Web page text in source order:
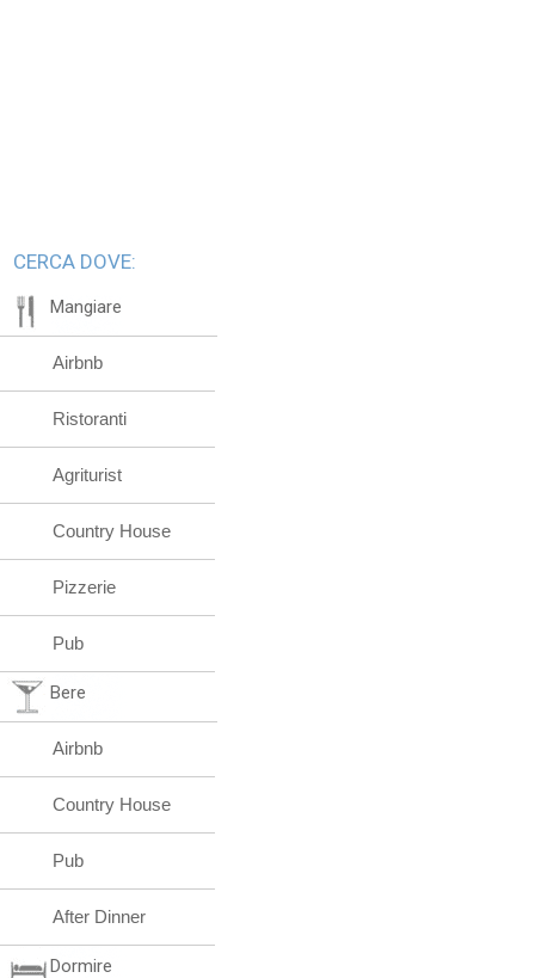
CERCA DOVE:
Mangiare
Airbnb
Ristoranti
Agriturist
Country House
Pizzerie
Pub
Bere
Airbnb
Country House
Pub
After Dinner
Dormire